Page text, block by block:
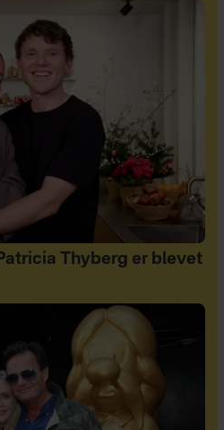
Thyberg er blevet